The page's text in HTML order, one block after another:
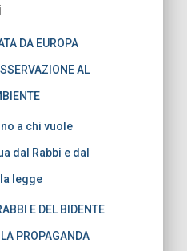
DA EUROPA
AL
a chi vuole
dal Rabbi e dal
legge
E DEL BIDENTE
PROPAGANDA